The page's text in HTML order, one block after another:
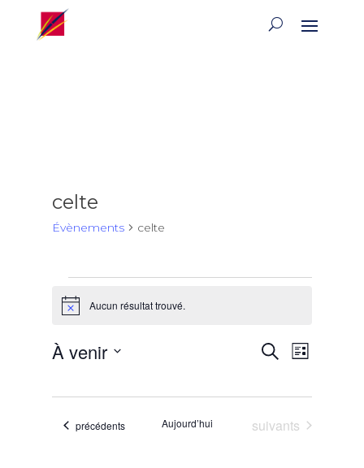
celte
Évènements celte
NoticeAucun résultat trouvé.
vues
Recherche
de
Liste
À venir
Évènements
précédents Aujourd’hui Évènements
suivants